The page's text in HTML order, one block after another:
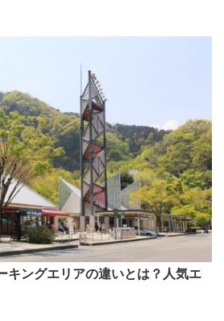
キングエリアの違いとは？人気エ